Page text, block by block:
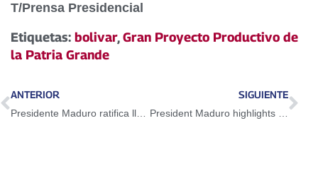
T/Prensa Presidencial
Etiquetas: bolivar,Gran Proyecto Productivo de
la Patria Grande
ANTERIOR SIGUIENTE